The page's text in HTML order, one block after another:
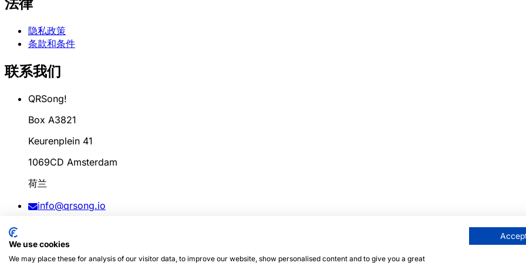
法律
隐私政策
条款和条件
联系我们
QRSong!
Box A3821
Keurenplein 41
1069CD Amsterdam
荷兰
info@qrsong.io
增值税: 8689.27.764.B.01
We use cookies
We may place these for analysis of our visitor data, to improve our website, show personalised content and to give you a great